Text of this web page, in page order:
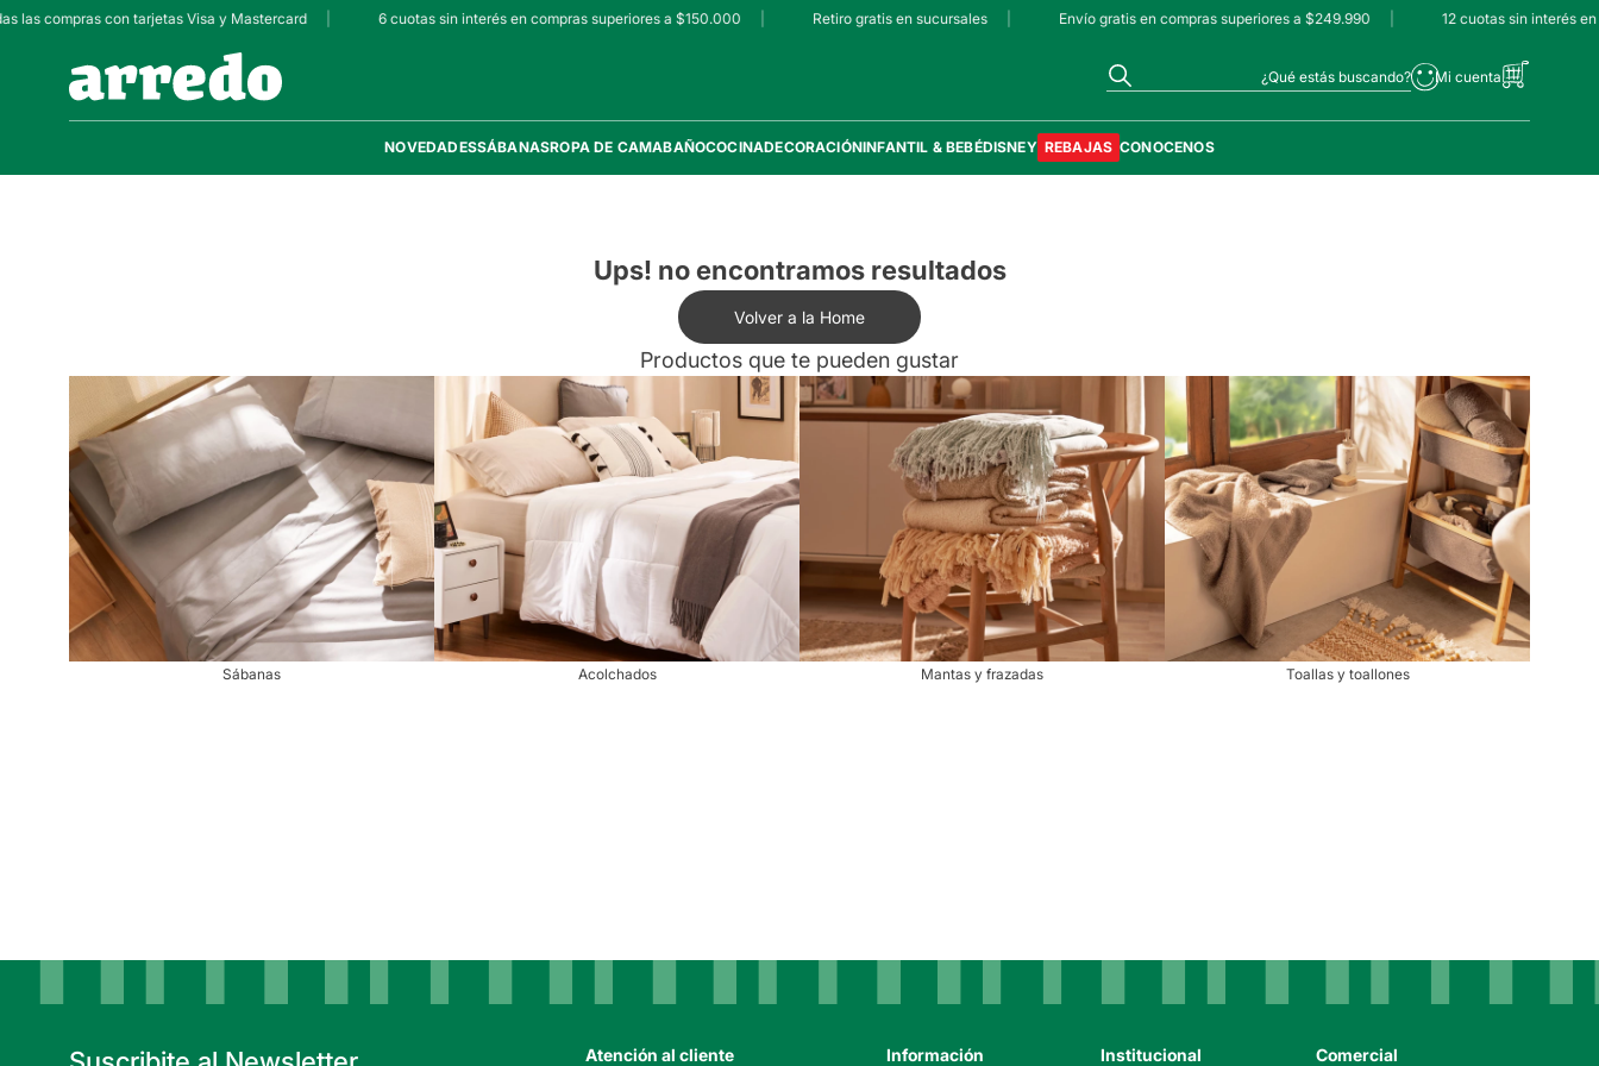
las compras con tarjetas Visa y Mastercard 6 cuotas sin interés en compras superiores a $150.000 Retiro gratis en sucursales Envío gratis en compras superiores a $249.990 12 cuotas sin interés en
¿Qué estás buscando?
NOVEDADESSÁBANASROPA DE CAMABAÑOCOCINADECORACIÓNINFANTIL & BEBÉDISNEY REBAJAS CONOCENOS
Ups! no encontramos resultados
Volver a la Home
Productos que te pueden gustar
Sábanas Acolchados Mantas y frazadas Toallas y toallones
Atención al cliente Información Institucional Comercial